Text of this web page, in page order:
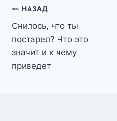
Навигация
по
записям
НАЗАД
Снилось, что ты
постарел? Что это
значит и к чему
приведет